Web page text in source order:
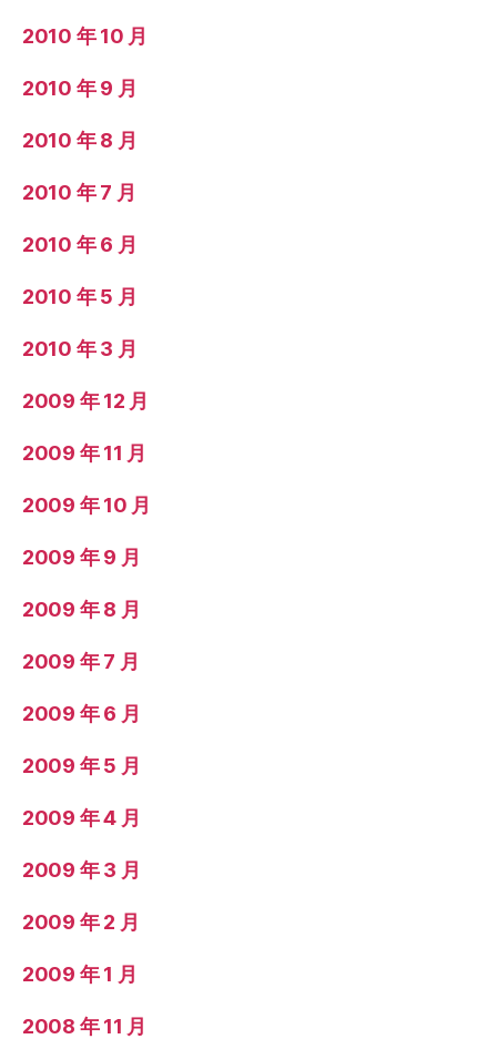
2010 年 10 月
2010 年 9 月
2010 年 8 月
2010 年 7 月
2010 年 6 月
2010 年 5 月
2010 年 3 月
2009 年 12 月
2009 年 11 月
2009 年 10 月
2009 年 9 月
2009 年 8 月
2009 年 7 月
2009 年 6 月
2009 年 5 月
2009 年 4 月
2009 年 3 月
2009 年 2 月
2009 年 1 月
2008 年 11 月